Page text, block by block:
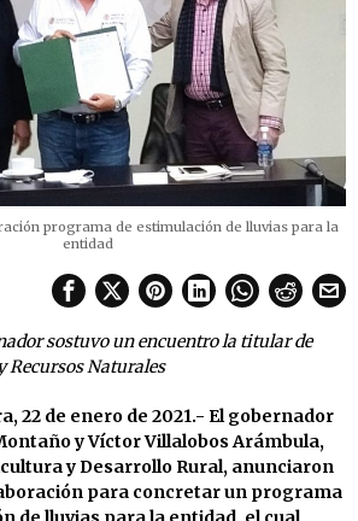
programa de estimulación de lluvias para la
entidad
sostuvo un encuentro la titular de
Recursos Naturales
22 de enero de 2021.- El gobernador
y Víctor Villalobos Arámbula,
y Desarrollo Rural, anunciaron
para concretar un programa